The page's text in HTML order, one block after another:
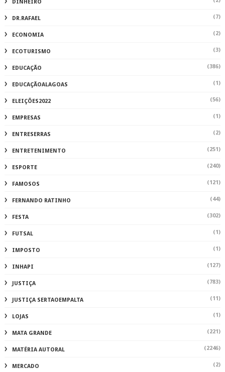
DINHEIRO
DR.RAFAEL (7)
ECONOMIA (2)
ECOTURISMO (3)
EDUCAÇÃO (386)
EDUCAÇÃOALAGOAS (1)
ELEIÇÕES2022 (56)
EMPRESAS (1)
ENTRESERRAS (2)
ENTRETENIMENTO (251)
ESPORTE (240)
FAMOSOS (121)
FERNANDO RATINHO (44)
FESTA (302)
FUTSAL (1)
IMPOSTO (1)
INHAPI (127)
JUSTIÇA (783)
JUSTIÇA SERTAOEMPALTA (11)
LOJAS (1)
MATA GRANDE (221)
MATÉRIA AUTORAL (2246)
MERCADO (2)